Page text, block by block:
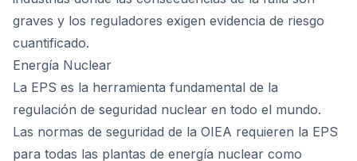
graves y los reguladores exigen evidencia de riesgo
cuantificado.
Energía Nuclear
La EPS es la herramienta fundamental de la
regulación de seguridad nuclear en todo el mundo.
Las normas de seguridad de la OIEA requieren la EPS
para todas las plantas de energía nuclear como